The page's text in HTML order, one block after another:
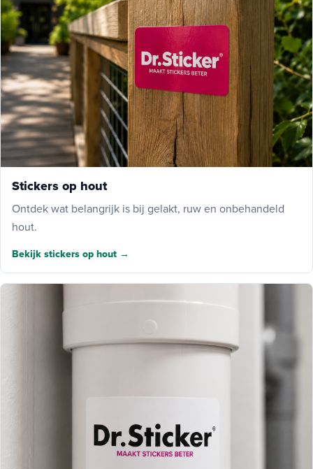
Stickers op hout
Ontdek wat belangrijk is bij gelakt, ruw en onbehandeld
hout.
Bekijk stickers op hout →